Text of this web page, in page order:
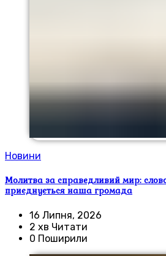
Новини
Молитва за справедливий мир:
приєднується наша громада
16 Липня, 2026
2 хв Читати
0 Поширили